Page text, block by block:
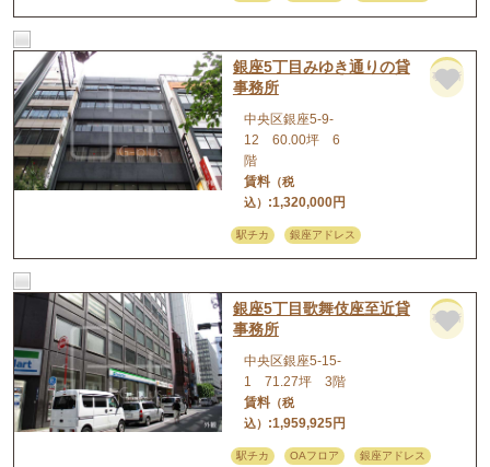
銀座5丁目みゆき通りの貸
事務所
事務所
中央区銀座5-9-
12 60.00坪 6
階
賃料（税
込） :1,320,000円
駅チカ 銀座アドレス
銀座5丁目歌舞伎座至近貸
事務所
事務所
中央区銀座5-15-
1 71.27坪 3階
賃料（税
込） :1,959,925円
駅チカ OAフロア 銀座アドレス